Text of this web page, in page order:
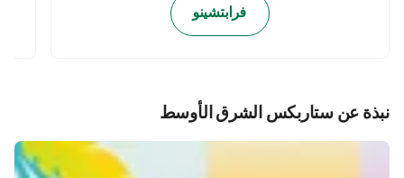
فرابتشينو
نبذة عن ستاربكس الشرق الأوسط